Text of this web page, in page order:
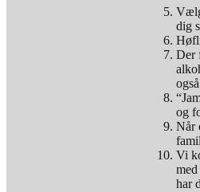
dig
Der
og
Når
Vi
har